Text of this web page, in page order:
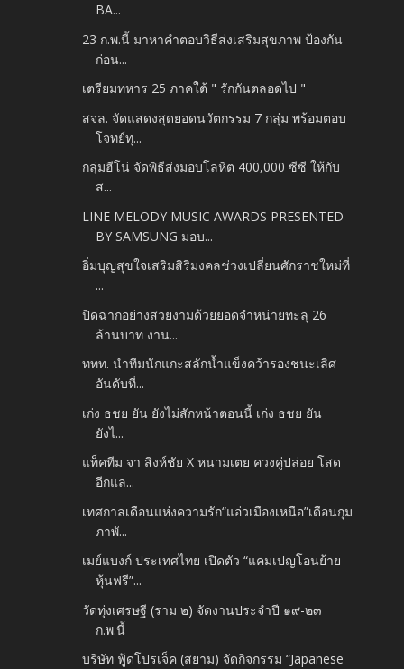
BA...
23 ก.พ.นี้ มาหาคำตอบวิธีส่งเสริมสุขภาพ ป้องกัน
ก่อน...
เตรียมทหาร 25 ภาคใต้ " รักกันตลอดไป "
สจล. จัดแสดงสุดยอดนวัตกรรม 7 กลุ่ม พร้อมตอบ
โจทย์ทุ...
กลุ่มฮีโน่ จัดพิธีส่งมอบโลหิต 400,000 ซีซี ให้กับ
ส...
LINE MELODY MUSIC AWARDS PRESENTED
BY SAMSUNG มอบ...
อิ่มบุญสุขใจเสริมสิริมงคลช่วงเปลี่ยนศักราชใหม่ที่
...
ปิดฉากอย่างสวยงามด้วยยอดจำหน่ายทะลุ 26
ล้านบาท งาน...
ททท. นำทีมนักแกะสลักน้ำแข็งคว้ารองชนะเลิศ
อันดับที่...
เก่ง ธชย ยัน ยังไม่สักหน้าตอนนี้ เก่ง ธชย ยัน
ยังไ...
แท็คทีม จา สิงห์ชัย X หนามเตย ควงคู่ปล่อย โสด
อีกแล...
เทศกาลเดือนแห่งความรัก“แอ่วเมืองเหนือ”เดือนกุม
ภาพั...
เมย์แบงก์ ประเทศไทย เปิดตัว “แคมเปญโอนย้าย
หุ้นฟรี”...
วัดทุ่งเศรษฐี (ราม ๒) จัดงานประจำปี ๑๙-๒๓
ก.พ.นี้
บริษัท ฟู้ดโปรเจ็ค (สยาม) จัดกิจกรรม “Japanese